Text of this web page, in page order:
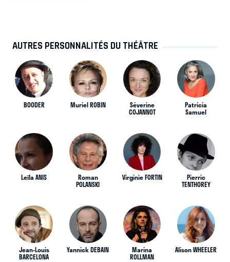
AUTRES PERSONNALITÉS DU THÉÂTRE
BOODER Muriel ROBIN Séverine
COJANNOT
Patricia
Samuel
Leïla ANIS Roman
POLANSKI
Virginie FORTIN Pierric
TENTHOREY
Jean-Louis
BARCELONA
Yannick DEBAIN Marina
ROLLMAN
Alison WHEELER